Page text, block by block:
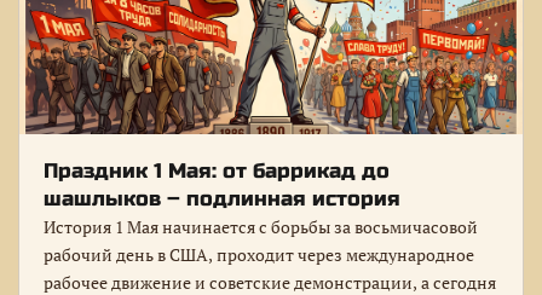
Праздник 1 Мая: от баррикад до
шашлыков – подлинная история
История 1 Мая начинается с борьбы за восьмичасовой
рабочий день в США, проходит через международное
рабочее движение и советские демонстрации, а сегодня